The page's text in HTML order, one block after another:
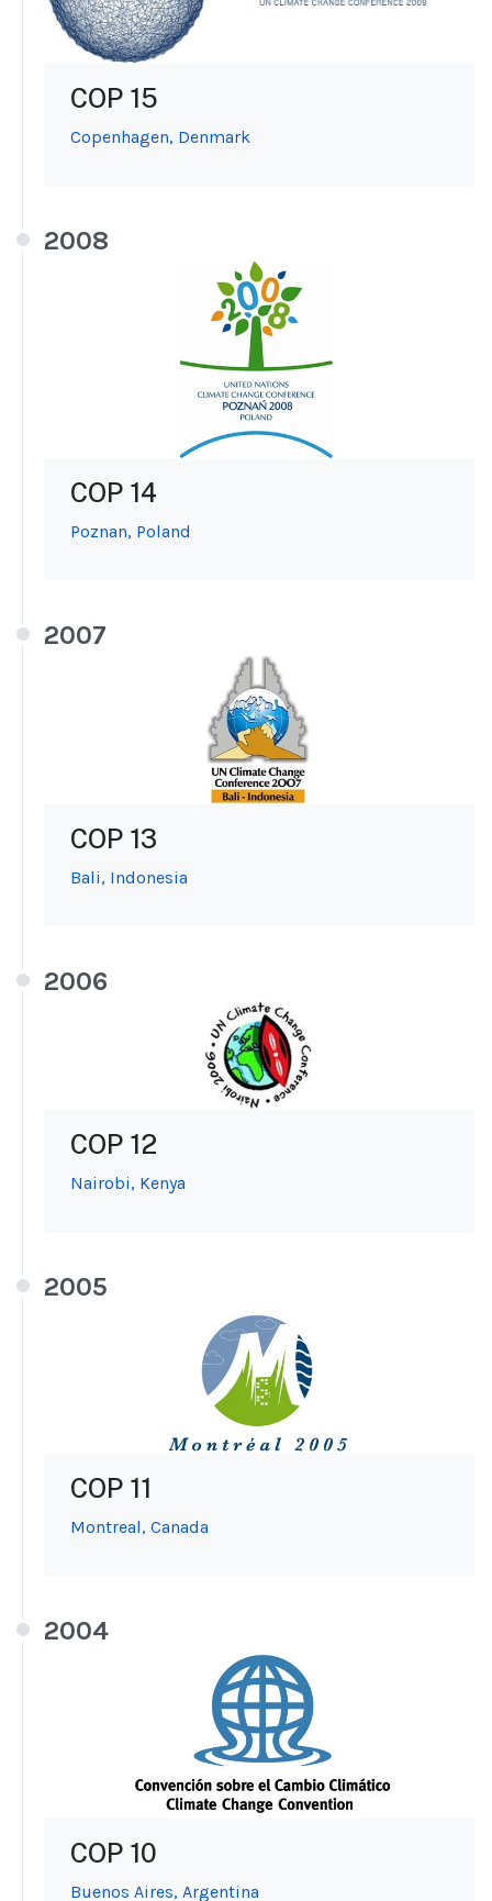
COP 15
Copenhagen, Denmark
2008
COP 14
Poznan, Poland
2007
COP 13
Bali, Indonesia
2006
COP 12
Nairobi, Kenya
2005
COP 11
Montreal, Canada
2004
COP 10
Buenos Aires, Argentina